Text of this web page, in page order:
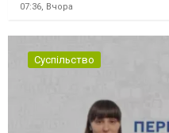
07:36, Вчора
Суспільство